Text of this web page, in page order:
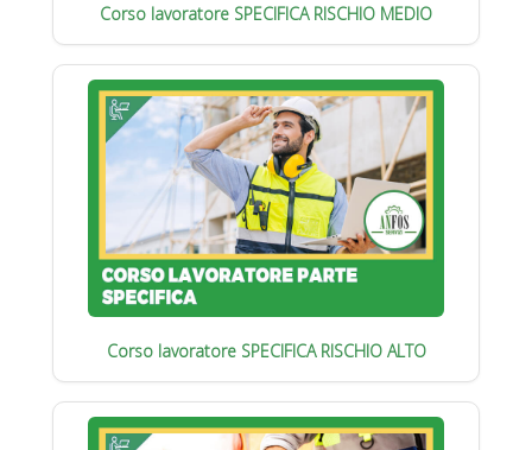
Corso lavoratore SPECIFICA RISCHIO MEDIO
Corso lavoratore SPECIFICA RISCHIO ALTO